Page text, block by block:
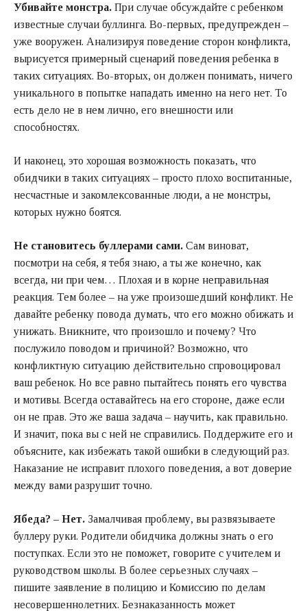
Убивайте монстра. При случае обсуждайте с ребенком
известные случаи буллинга. Во-первых, предупрежден –
уже вооружен. Анализируя поведение сторон конфликта,
вырисуется примерный сценарий поведения ребенка в
таких ситуациях. Во-вторых, он должен понимать, ничего
уникального в попытке нападать именно на него нет. То
есть дело не в нем лично, его внешности или
способностях.
И наконец, это хорошая возможность показать, что
обидчики в таких ситуациях – просто плохо воспитанные,
несчастные и закомлексованные люди, а не монстры,
которых нужно боятся.
Не становитесь буллерами сами. Сам виноват,
посмотри на себя, я тебя знаю, а ты же конечно, как
всегда, ни при чем… Плохая и в корне неправильная
реакция. Тем более – на уже произошедший конфликт. Не
давайте ребенку повода думать, что его можно обижать и
унижать. Вникните, что произошло и почему? Что
послужило поводом и причиной? Возможно, что
конфликтную ситуацию действительно спровоцировал
ваш ребенок. Но все равно пытайтесь понять его чувства
и мотивы. Всегда оставайтесь на его стороне, даже если
он не прав. Это же ваша задача – научить, как правильно.
И значит, пока вы с ней не справились. Поддержите его и
объясните, как избежать такой ошибки в следующий раз.
Наказание не исправит плохого поведения, а вот доверие
между вами разрушит точно.
Ябеда? – Нет. Замалчивая проблему, вы развязываете
буллеру руки. Родители обидчика должны знать о его
поступках. Если это не поможет, говорите с учителем и
руководством школы. В более серьезных случаях –
пишите заявление в полицию и Комиссию по делам
несовершеннолетних. Безнаказанность может